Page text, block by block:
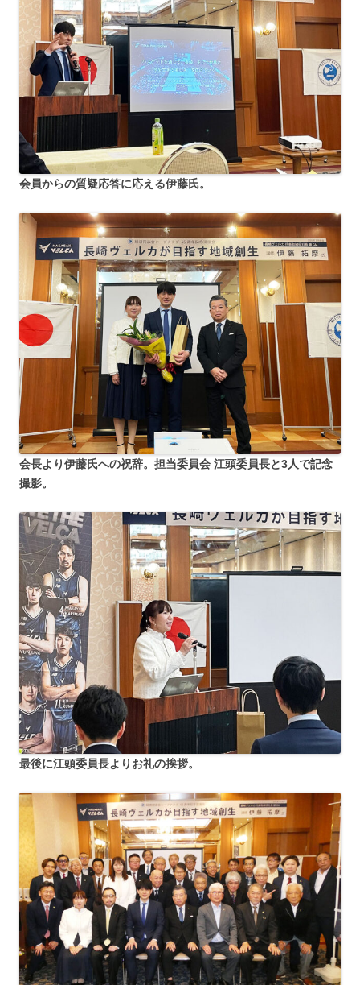
会員からの質疑応答に応える伊藤氏。
会長より伊藤氏への祝辞。担当委員会 江頭委員長と3人で記念
撮影。
最後に江頭委員長よりお礼の挨拶。